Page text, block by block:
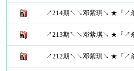
↗214期↖↘邓紫琪↘ ★『↗杀
↗213期↖↘邓紫琪↘ ★『↗杀
↗212期↖↘邓紫琪↘ ★『↗杀